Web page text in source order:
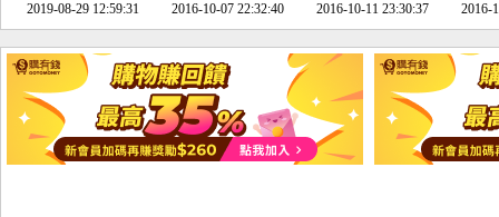
超意外~環保原來可以
邊玩邊做！
2019-08-29 12:59:31
李其芬
2016-10-07 22:32:40
2016-10-11 23:30:37
2016-